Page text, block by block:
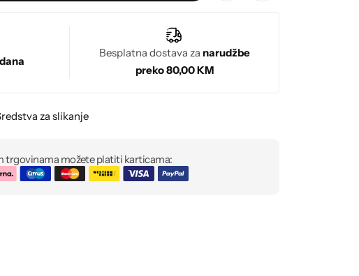
Besplatna dostava za narudžbe
preko 80,00 KM
za slikanje
trgovinama možete platiti karticama: